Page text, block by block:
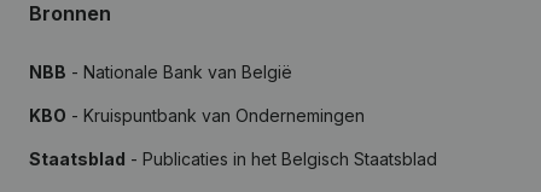
Bronnen
NBB - Nationale Bank van België
KBO - Kruispuntbank van Ondernemingen
Staatsblad - Publicaties in het Belgisch Staatsblad